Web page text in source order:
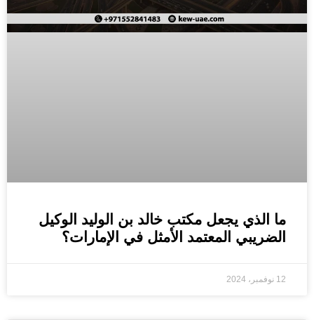
ما الذي يجعل مكتب خالد بن الوليد الوكيل
الضريبي المعتمد الأمثل في الإمارات؟
12 نوفمبر، 2024